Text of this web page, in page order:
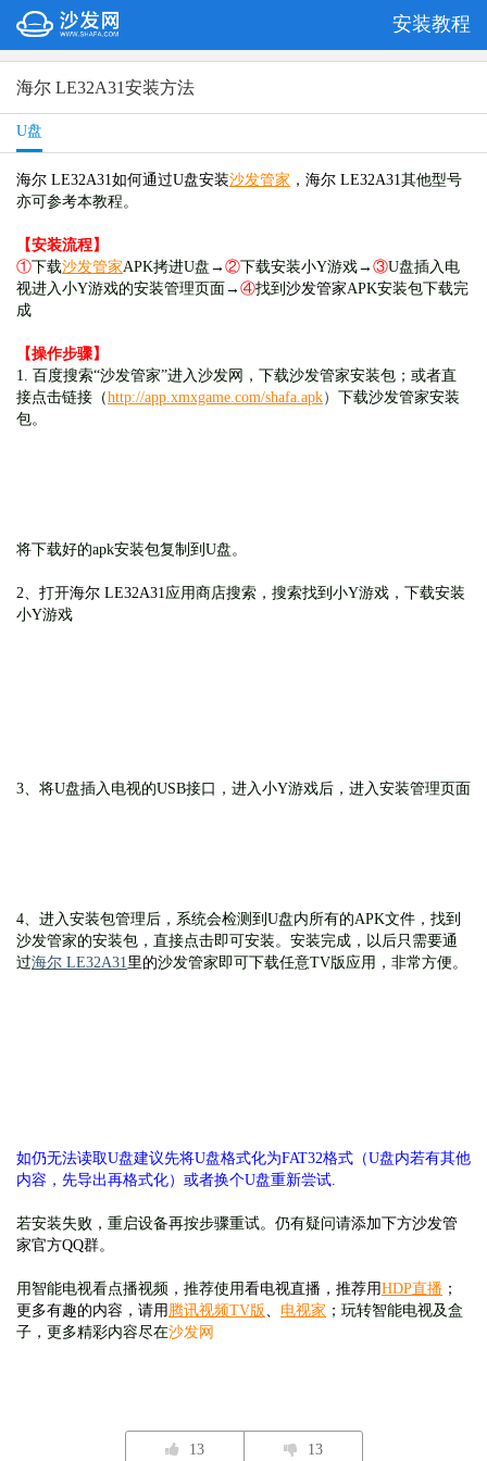
安装教程
海尔 LE32A31安装方法
U盘
海尔 LE32A31如何通过U盘安装沙发管家 ， 海尔 LE32A31其他型号
亦可参考本教程。
【安装流程】
①下载沙发管家APK拷进U盘→ ②下载安装小Y游戏→ ③U盘插入电
视进入小Y游戏的安装管理页面→ ④找到 沙发管家APK安装包下载完
成
【操作步骤】
1. 百度搜索“沙发管家”进入沙发网，下载沙发管家安装包；或者直
接点击链接（http://app.xmxgame.com/shafa.apk） 下载沙发管家安装
包。
将下载好的apk安装包复制到U盘。
2、打开海尔 LE32A31应用商店搜索，搜索找到小Y游戏，下载安装
小Y游戏
3、将U盘插入电视的USB接口，进入小Y游戏后，进入安装管理页面
4、进入安装包管理后，系统会检测到U盘内所有的APK文件，找到
沙发管家的安装包，直接点击即可安装。安装完成，以后只需要通
过海尔 LE32A31里的沙发管家即可下载任意TV版应用，非常方便。
如仍无法读取U盘建议先将U盘格式化为FAT32格式（U盘内若有其他
内容，先导出再格式化）或者换个U盘重新尝试.
若安装失败，重启设备再按步骤重试。仍有疑问请添加下方沙发管
家官方QQ群。
用智能电视看点播视频，推荐使用看电视直播，推荐用HDP直播 ；
更多有趣的内容，请用 腾讯视频TV版 、 电视家 ； 玩转智能电视及盒
子，更多精彩内容尽在沙发网
13 13